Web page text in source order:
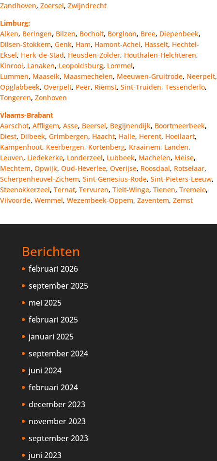
Zandhoven, Zoersel, Zwijndrecht
Limburg:
Alken, Beringen, Bilzen, Bocholt, Borgloon, Bree, Diepenbeek,
Dilsen-Stokkem, Genk, Ham, Hamont-Achel, Hasselt, Hechtel-
Eksel, Herk-de-Stad, Heusden-Zolder, Houthalen-Helchteren,
Kinrooi, Lanaken, Leopoldsburg, Lommel,
Lummen, Maaseik, Maasmechelen, Meeuwen-Gruitrode, Neerpelt,
Opglabbeek, Overpelt, Peer, Riemst, Sint-Truiden, Tessenderlo,
Tongeren, Zonhoven
Vlaams-Brabant
Aarschot, Affligem, Asse, Beersel, Begijnendijk, Boortmeerbeek,
Diest, Dilbeek, Grimbergen, Haacht, Halle, Herent, Hoeilaart,
Kampenhout, Keerbergen, Kortenberg, Kraainem, Landen,
Leuven, Liedekerke, Londerzeel, Lubbeek, Machelen, Meise,
Mechtem, Opwijk, Oud-Heverlee, Overijse, Roosdaal, Rotselaar,
Scherpenheuvel-Zichem, Sint-Genesius-Rode, Sint-Pieters-Leeuw,
Steenokkerzeel, Ternat, Tervuren, Tielt-Winge, Tienen, Tremelo,
Vilvoorde, Wemmel, Wezembeek-Oppem, Zaventem, Zemst
Berichten
februari 2026
september 2025
mei 2025
februari 2025
januari 2025
september 2024
juni 2024
februari 2024
december 2023
november 2023
september 2023
juni 2023